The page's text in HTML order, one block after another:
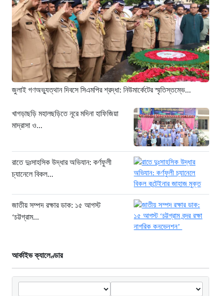
সন্ধ্যায় ঢাকাসহ ১২ অঞ্চলে ঝোড়ো হাওয়ার
শঙ্কা, বজ্রবৃষ্টির পূর্বাভাস
১ দিন আগে
“বহিষ্কৃত এনসিপি নেতা তানভীর ঢাকায়
গ্রেফতার”
১ দিন আগে
আখ্যা দিলেন ড. ইউনূস
তিস্তায় হু হু করে বাড়ছে পানি : ৪৪ জলকপাট
খোলায় বন্যার চরম আশঙ্কা
১ দিন আগে
জুলাই স্মৃতি জাদুঘর হবে গণতন্ত্রের লড়াই ও
আত্মত্যাগের প্রতীক: প্রধানমন্ত্রী
জুলাই গণঅভ্যুত্থান দিবসে সিএমপির শ্রদ্ধা: নিউমার্কেটের স্মৃতিস্তম্ভে...
খাগড়াছড়ি মহালছড়িতে নূরে মদিনা হাফিজিয়া
মাদ্রাসা ও...
রাতে দুঃসাহসিক উদ্ধার অভিযান: কর্ণফুলী
চ্যানেলে বিকল...
জাতীয় সম্পদ রক্ষার ডাক: ১৫ আগস্ট
‘চট্টগ্রাম...
আর্কাইভ ক্যালেণ্ডার